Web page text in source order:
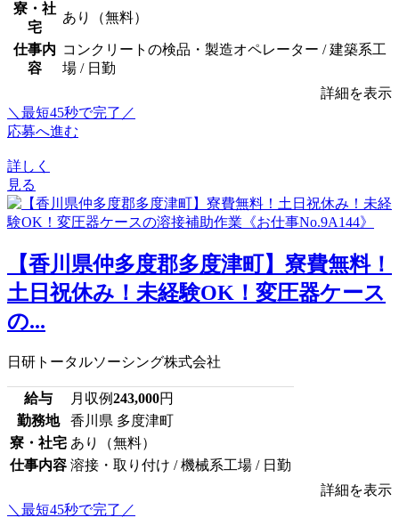
寮・社
宅
あり（無料）
仕事内
容
コンクリートの検品・製造オペレーター / 建築系工
場 / 日勤
詳細を表示
＼最短45秒で完了／
応募へ進む
詳しく
見る
【香川県仲多度郡多度津町】寮費無料！
土日祝休み！未経験OK！変圧器ケース
の...
日研トータルソーシング株式会社
給与 月収例243,000円
勤務地
香川県 多度津町
寮・社宅 あり（無料）
仕事内容 溶接・取り付け / 機械系工場 / 日勤
詳細を表示
＼最短45秒で完了／